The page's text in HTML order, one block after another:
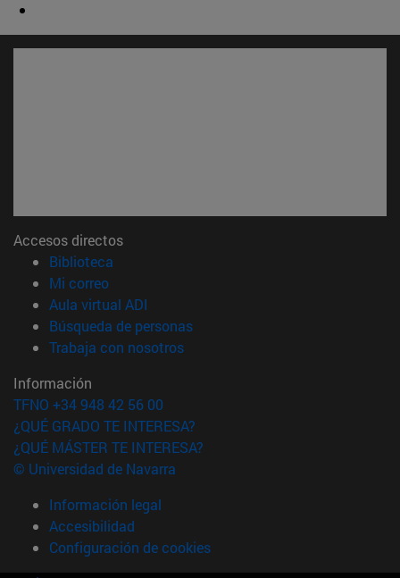
Accesos directos
Biblioteca
Mi correo(abre en nueva ventana)
Aula virtual ADI
Búsqueda de personas(abre en nueva ventana)
Trabaja con nosotros(abre en nueva ventana)
Información
TFNO +34 948 42 56 00
¿QUÉ GRADO TE INTERESA?
¿QUÉ MÁSTER TE INTERESA?
© Universidad de Navarra
Información legal
Accesibilidad
Configuración de cookies